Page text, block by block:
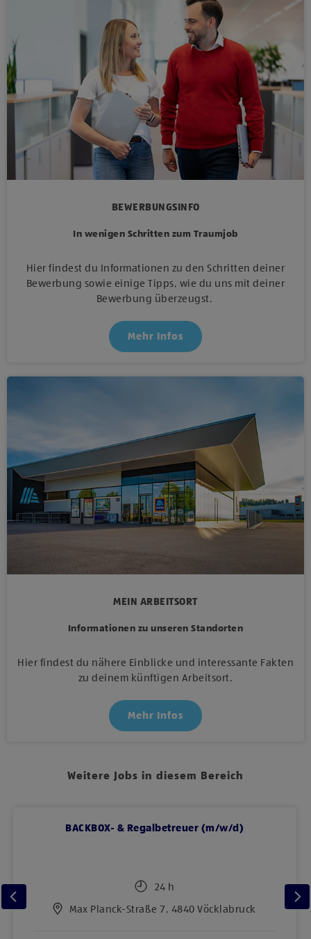
BEWERBUNGSINFO
In wenigen Schritten zum Traumjob
Hier findest du Informationen zu den Schritten deiner
Bewerbung sowie einige Tipps, wie du uns mit deiner
Bewerbung überzeugst.
Mehr Infos
MEIN ARBEITSORT
Informationen zu unseren Standorten
Hier findest du nähere Einblicke und interessante Fakten
zu deinem künftigen Arbeitsort.
Mehr Infos
Weitere Jobs in diesem Bereich
BACKBOX- & Regalbetreuer (m/w/d)
24 h
Max Planck-Straße 7, 4840 Vöcklabruck